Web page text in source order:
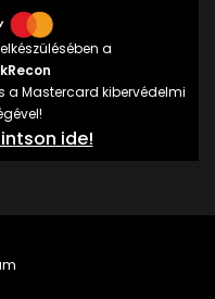
a
a Mastercard kibervédelmi
ide!